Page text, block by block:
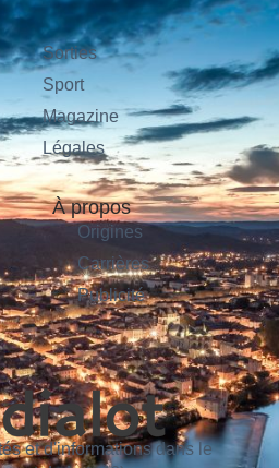
Sorties
Sport
Magazine
Légales
À propos
Origines
Carrières
Publicité
et d'informations dans le